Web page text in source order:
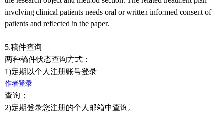
involving clinical patients needs oral or written informed consent of
patients and reflected in the paper.
5.稿件查询
两种稿件状态查询方式：
1)定期以个人注册账号登录
作者登录
查询；
2)定期登录您注册的个人邮箱中查询。